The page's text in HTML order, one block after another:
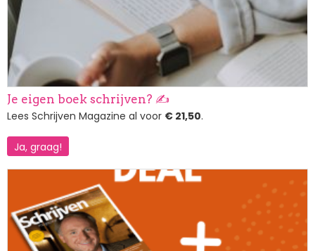
Je eigen boek schrijven? ✍️
Lees Schrijven Magazine al voor € 21,50.
Ja, graag!